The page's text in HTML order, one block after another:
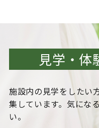
見学・体
施設内の見学をしたい
集しています。気にな
い。